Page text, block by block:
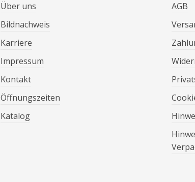
Über uns
Bildnachweis
Karriere
Impressum
Kontakt
Öffnungszeiten
Katalog
AGB